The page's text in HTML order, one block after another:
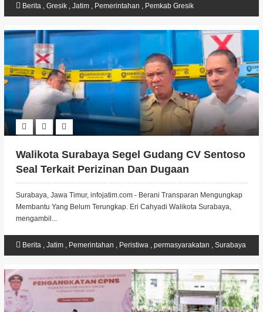
Berita, Gresik, Jatim, Pemerintahan , Pemkab Gresik
Walikota Surabaya Segel Gudang CV Sentoso
Seal Terkait Perizinan Dan Dugaan
Penahanan Ijazah Karyawan
Surabaya, Jawa Timur, infojatim.com - Berani Transparan Mengungkap
Membantu Yang Belum Terungkap. Eri Cahyadi Walikota Surabaya,
mengambil...
Berita, Jatim, Pemerintahan , Peristiwa, permasyarakatan , Surabaya